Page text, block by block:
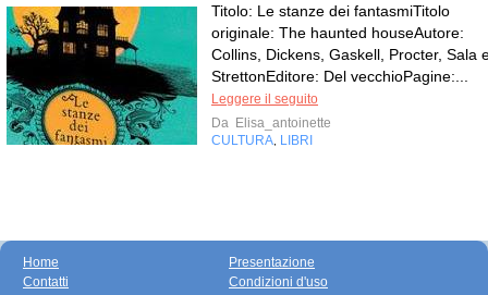
Titolo: Le stanze dei fantasmiTitolo
originale: The haunted houseAutore:
Collins, Dickens, Gaskell, Procter, Sala
StrettonEditore: Del vecchioPagine:...
Leggere il seguito
Da Elisa_antoinette
CULTURA LIBRI
Home
Contatti
Presentazione
Condizioni d'uso